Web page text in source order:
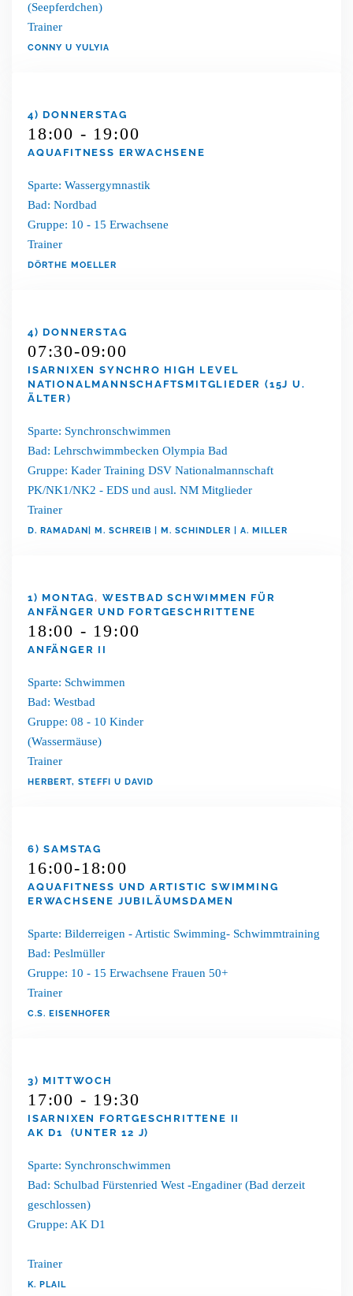
(Seepferdchen)
Trainer
CONNY U YULYIA
4) DONNERSTAG
18:00 - 19:00
AQUAFITNESS ERWACHSENE
Sparte: Wassergymnastik
Bad: Nordbad
Gruppe: 10 - 15 Erwachsene
Trainer
DÖRTHE MOELLER
4) DONNERSTAG
07:30-09:00
ISARNIXEN SYNCHRO HIGH LEVEL
NATIONALMANNSCHAFTSMITGLIEDER (15J U.
ÄLTER)
Sparte: Synchronschwimmen
Bad: Lehrschwimmbecken Olympia Bad
Gruppe: Kader Training DSV Nationalmannschaft
PK/NK1/NK2 - EDS und ausl. NM Mitglieder
Trainer
D. RAMADAN| M. SCHREIB | M. SCHINDLER | A. MILLER
1) MONTAG, WESTBAD SCHWIMMEN FÜR
ANFÄNGER UND FORTGESCHRITTENE
18:00 - 19:00
ANFÄNGER II
Sparte: Schwimmen
Bad: Westbad
Gruppe: 08 - 10 Kinder
(Wassermäuse)
Trainer
HERBERT, STEFFI U DAVID
6) SAMSTAG
16:00-18:00
AQUAFITNESS UND ARTISTIC SWIMMING
ERWACHSENE JUBILÄUMSDAMEN
Sparte: Bilderreigen - Artistic Swimming- Schwimmtraining
Bad: Peslmüller
Gruppe: 10 - 15 Erwachsene Frauen 50+
Trainer
C.S. EISENHOFER
3) MITTWOCH
17:00 - 19:30
ISARNIXEN FORTGESCHRITTENE II
AK D1 (UNTER 12 J)
Sparte: Synchronschwimmen
Bad: Schulbad Fürstenried West -Engadiner (Bad derzeit
geschlossen)
Gruppe: AK D1
Trainer
K. PLAIL